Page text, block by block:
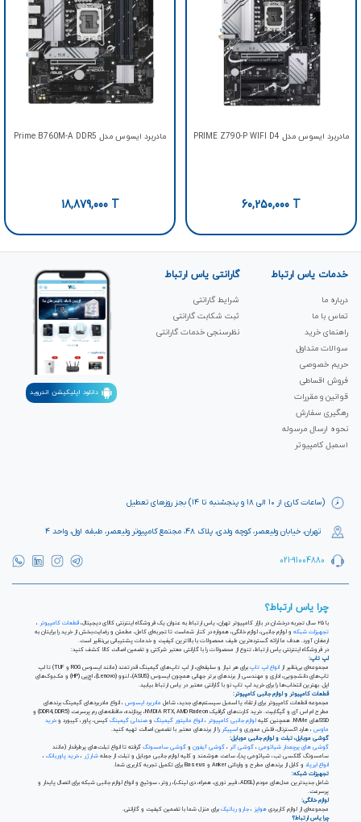
مادربرد ایسوس مدل PRIME Z790-P WIFI D4
60,250,000 T
مادربرد ایسوس مدل Prime B760M-A DDR5
18,879,000T
(ساعات کاری از ۱۰ الی ۱۸ و پنجشنبه تا ۱۴) بجز روزهای تعطیل
تهران، خیابان ولیعصر، کوچه ولدی، پلاک ۴۸، مجتمع کامپیوتر ولیعصر، طبقه اول، واحد ۴
021-91004880
خدمات یاس ارتباط
درباره ما
تماس با ما
راهنمای خرید
سوالات متداول
حریم خصوصی
فروش اقساطی
قوانین و مقررات
رهگیری سفارش
نحوه ارسال مرسوله
اسمبل کامپیوتر
گارانتی یاس ارتباط
شرایط گارانتی
ثبت شکابت‌ گارانتی
نظرسنجی خدمات گارانتی
دانلود اپلیکیشن اندروید
چرا یاس ارتباط؟
با ۲۵ سال تجربه درخشان در بازار کامپیوتر تهران، یاس ارتباط به عنوان یک فروشگاه اینترنتی کالای دیجیتال، قطعات کامپیوتر
تجهیزات شبکه
و لوازم جانبی، لوازم خانگی، همواره در کنار شماست تا تجربه‌ای کامل، مطمئن و رضایت‌بخش از خرید را برایتان به
ارمغان آورد. هدف ما ارائه گسترده‌ترین طیف محصولات با بالاترین کیفیت و خدمات پشتیبانی بی‌نظیر است.
در فروشگاه اینترنتی یاس ارتباط، تنوع از محصولات را با گارانتی معتبر شرکتی و تضمین اصالت کالا کشف کنید:
لپ تاپ:
مجموعه‌ای بی‌نظیر از انواع لپ تاپ
برای هر نیاز و سلیقه‌ای، از لپ تاپ‌های گیمینگ قدرتمند (مانند ایسوس ROG و TUF) تا لپ
تاپ‌های دانشجویی، اداری و مهندسی از برندهای برتر جهانی همچون ایسوس (ASUS)، لنوو (Lenovo)، اچ‌پی (HP) و مک‌بوک‌های
اپل. بهترین انتخاب‌ها را برای خرید لپ تاپ نو با گارانتی معتبر در یاس ارتباط بیابید.
قطعات کامپیوتر و لوازم جانبی کامپیوتر:
مجموعه قطعات کامپیوتر برای ارتقاء یا اسمبل سیستم‌های جدید، شامل مادربرد ایسوس ، انواع مادربردهای گیمینگ برندهای
مطرح ام اس آی و گیگابیت. خرید کارت‌های گرافیک NVIDIA RTX, AMD Radeon، پردازنده‌، حافظه‌های رم پرسرعت (DDR4, DDR5) و
SSDهای NVMe. همچنین کلیه
لوازم جانبی کامپیوتر انواع مانیتور گیمینگ صندلی گیمینگ
خرید
ماوس
اسپیکر
گوشی موبایل، تبلت و لوازم جانبی موبایل:
گوشی های پرچمدار شیائومی گوشی آنر گوشی آیفون گوشی سامسونگ گرفته تا انواع تبلت‌های پرطرفدار (مانند
سامسونگ گلکسی تب، شیائومی پد)، ساعت هوشمند و کلیه لوازم جانبی موبایل و تبلت از جمله شارژر خرید پاوربانک
انواع ایرپاد
تجهیزات شبکه:
شامل جدیدترین مدل‌های مودم (ADSL، فیبر نوری، همراه، دی لینک)، روتر، سوئیچ و انواع لوازم جانبی شبکه برای اتصال پایدار و
پرسرعت.
لوازم خانگی:
مجموعه‌ای از لوازم کاربردی هواپز جارو رباتیک
چرا یاس ارتباط؟